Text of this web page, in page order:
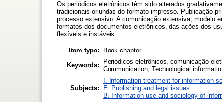
Os periódicos eletrônicos têm sido alterados
tradicionais oriundas do formato impresso. Publicação
processo extensivo. A comunicação extensiva, modelo
formatos dos documentos eletrônicos, das ações dos
flexíveis e instáveis.
Item type:
Book chapter
Keywords:
Periódicos eletrônicos, comunicação
Communication; Technological
Subjects:
I. Information treatment for information
E. Publishing and legal issues.
B. Information use and sociology of